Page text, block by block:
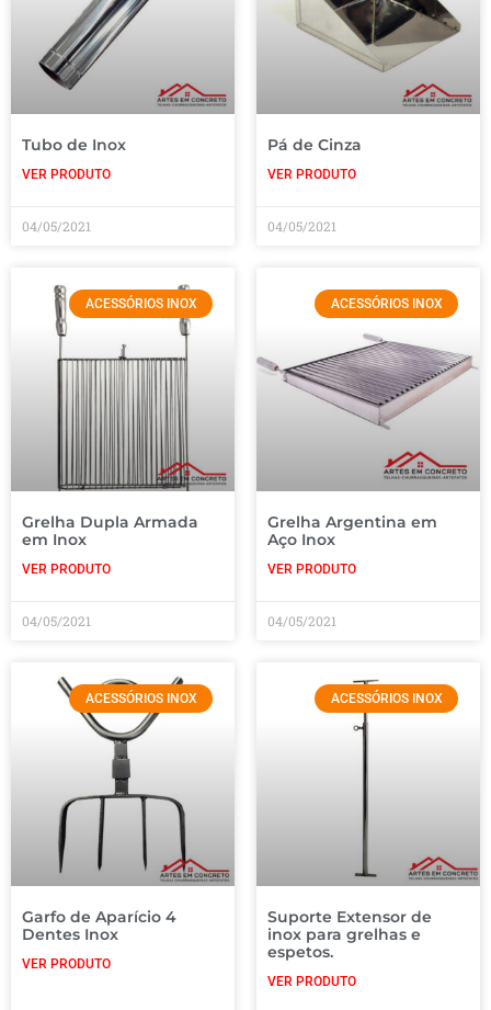
Tubo de Inox
VER PRODUTO
04/05/2021
Pá de Cinza
VER PRODUTO
04/05/2021
ACESSÓRIOS INOX
Grelha Dupla Armada
em Inox
VER PRODUTO
04/05/2021
ACESSÓRIOS INOX
Grelha Argentina em
Aço Inox
VER PRODUTO
04/05/2021
ACESSÓRIOS INOX
Garfo de Aparício 4
Dentes Inox
VER PRODUTO
ACESSÓRIOS INOX
Suporte Extensor de
inox para grelhas e
espetos.
VER PRODUTO